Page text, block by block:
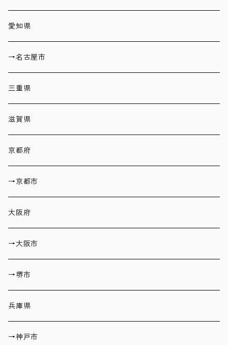
愛知県
→名古屋市
三重県
滋賀県
京都府
→京都市
大阪府
→大阪市
→堺市
兵庫県
→神戸市